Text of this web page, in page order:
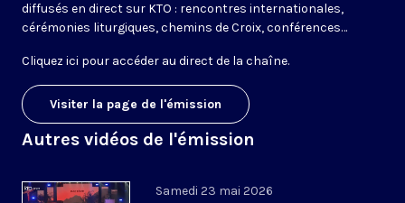
diffusés en direct sur KTO : rencontres internationales,
cérémonies liturgiques, chemins de Croix, conférences…
Cliquez ici pour accéder au direct de la chaîne.
Visiter la page de l'émission
Autres vidéos de l'émission
Samedi 23 mai 2026